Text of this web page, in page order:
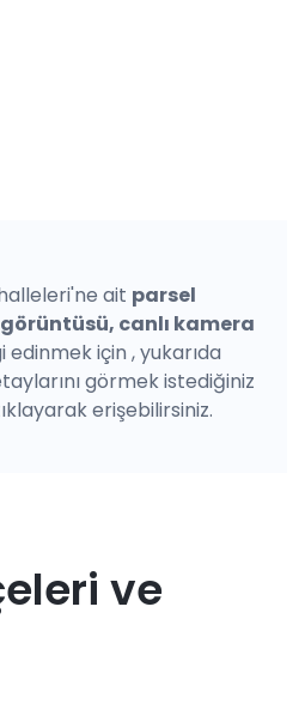
ait parsel
canlı kamera
için , yukarıda
görmek istediğiniz
erişebilirsiniz.
ve